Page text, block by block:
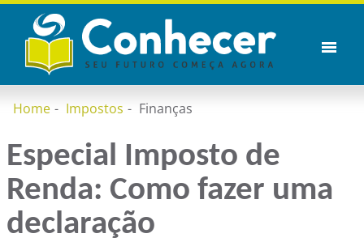
Home Impostos Finanças
Especial Imposto de
Renda: Como fazer uma
declaração